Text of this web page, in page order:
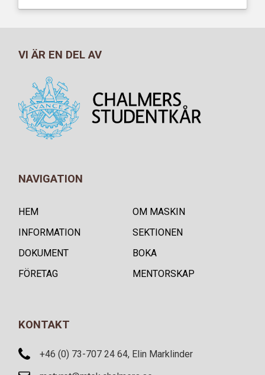
VI ÄR EN DEL AV
NAVIGATION
HEM
OM MASKIN
INFORMATION
SEKTIONEN
DOKUMENT
BOKA
FÖRETAG
MENTORSKAP
KONTAKT
+46 (0) 73-707 24 64, Elin Marklinder